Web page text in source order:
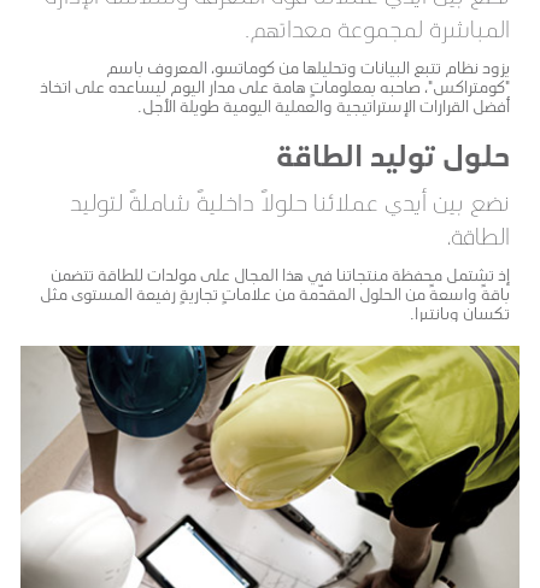
المباشرة لمجموعة معداتهم.
يزود نظام تتبع البيانات وتحليلها من كوماتسو، المعروف باسم
"كومتراكس"، صاحبه بمعلوماتٍ هامة على مدار اليوم ليساعده على اتخاذ
أفضل القرارات الإستراتيجية والعملية اليومية طويلة الأجل.
حلول توليد الطاقة
نضع بين أيدي عملائنا حلولاً داخليةً شاملةً لتوليد
الطاقة،
إذ تشتمل محفظة منتجاتنا في هذا المجال على مولدات للطاقة تتضمن
باقةً واسعةً من الحلول المقدّمة من علاماتٍ تجاريةٍ رفيعة المستوى مثل
تكسان وبانتيرا.